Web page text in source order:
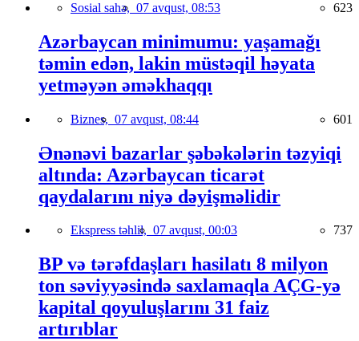
Sosial sahə, 07 avqust, 08:53 623
Azərbaycan minimumu: yaşamağı
təmin edən, lakin müstəqil həyata
yetməyən əməkhaqqı
Biznes, 07 avqust, 08:44 601
Ənənəvi bazarlar şəbəkələrin təzyiqi
altında: Azərbaycan ticarət
qaydalarını niyə dəyişməlidir
Ekspress təhlil, 07 avqust, 00:03 737
BP və tərəfdaşları hasilatı 8 milyon
ton səviyyəsində saxlamaqla AÇG-yə
kapital qoyuluşlarını 31 faiz
artırıblar